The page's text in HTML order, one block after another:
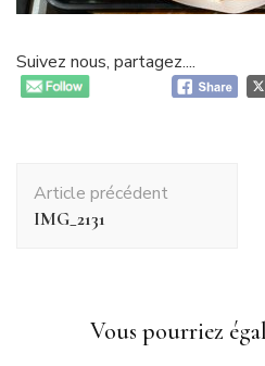
Suivez nous, partagez....
d'article
Article précédent
IMG_2131
Vous pourriez